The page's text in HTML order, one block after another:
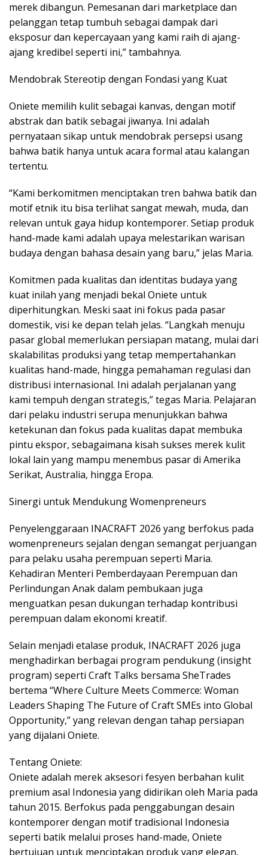
merek dibangun. Pemesanan dari marketplace dan
pelanggan tetap tumbuh sebagai dampak dari
eksposur dan kepercayaan yang kami raih di ajang-
ajang kredibel seperti ini,” tambahnya.
Mendobrak Stereotip dengan Fondasi yang Kuat
Oniete memilih kulit sebagai kanvas, dengan motif
abstrak dan batik sebagai jiwanya. Ini adalah
pernyataan sikap untuk mendobrak persepsi usang
bahwa batik hanya untuk acara formal atau kalangan
tertentu.
“Kami berkomitmen menciptakan tren bahwa batik dan
motif etnik itu bisa terlihat sangat mewah, muda, dan
relevan untuk gaya hidup kontemporer. Setiap produk
hand-made kami adalah upaya melestarikan warisan
budaya dengan bahasa desain yang baru,” jelas Maria.
Komitmen pada kualitas dan identitas budaya yang
kuat inilah yang menjadi bekal Oniete untuk
diperhitungkan. Meski saat ini fokus pada pasar
domestik, visi ke depan telah jelas. “Langkah menuju
pasar global memerlukan persiapan matang, mulai dari
skalabilitas produksi yang tetap mempertahankan
kualitas hand-made, hingga pemahaman regulasi dan
distribusi internasional. Ini adalah perjalanan yang
kami tempuh dengan strategis,” tegas Maria. Pelajaran
dari pelaku industri serupa menunjukkan bahwa
ketekunan dan fokus pada kualitas dapat membuka
pintu ekspor, sebagaimana kisah sukses merek kulit
lokal lain yang mampu menembus pasar di Amerika
Serikat, Australia, hingga Eropa.
Sinergi untuk Mendukung Womenpreneurs
Penyelenggaraan INACRAFT 2026 yang berfokus pada
womenpreneurs sejalan dengan semangat perjuangan
para pelaku usaha perempuan seperti Maria.
Kehadiran Menteri Pemberdayaan Perempuan dan
Perlindungan Anak dalam pembukaan juga
menguatkan pesan dukungan terhadap kontribusi
perempuan dalam ekonomi kreatif.
Selain menjadi etalase produk, INACRAFT 2026 juga
menghadirkan berbagai program pendukung (insight
program) seperti Craft Talks bersama SheTrades
bertema “Where Culture Meets Commerce: Woman
Leaders Shaping The Future of Craft SMEs into Global
Opportunity,” yang relevan dengan tahap persiapan
yang dijalani Oniete.
Tentang Oniete:
Oniete adalah merek aksesori fesyen berbahan kulit
premium asal Indonesia yang didirikan oleh Maria pada
tahun 2015. Berfokus pada penggabungan desain
kontemporer dengan motif tradisional Indonesia
seperti batik melalui proses hand-made, Oniete
bertujuan untuk menciptakan produk yang elegan,